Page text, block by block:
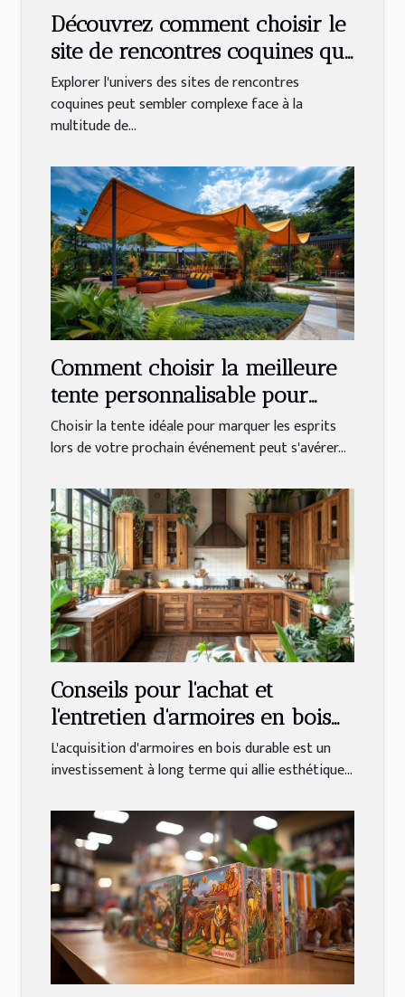
Découvrez comment choisir le
site de rencontres coquines qui
vous correspond
Explorer l'univers des sites de rencontres
coquines peut sembler complexe face à la
multitude de...
Comment choisir la meilleure
tente personnalisable pour
votre événement
Choisir la tente idéale pour marquer les esprits
lors de votre prochain événement peut s'avérer...
Conseils pour l'achat et
l'entretien d'armoires en bois
durables
L'acquisition d'armoires en bois durable est un
investissement à long terme qui allie esthétique...